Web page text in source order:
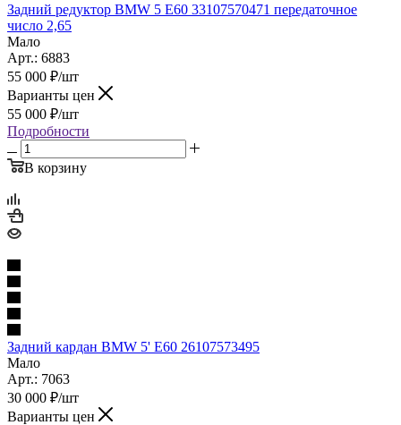
Задний редуктор BMW 5 E60 33107570471 передаточное
число 2,65
Мало
Арт.: 6883
55 000 ₽/шт
Варианты цен
55 000 ₽/шт
Подробности
В корзину
Задний кардан BMW 5' E60 26107573495
Мало
Арт.: 7063
30 000 ₽/шт
Варианты цен